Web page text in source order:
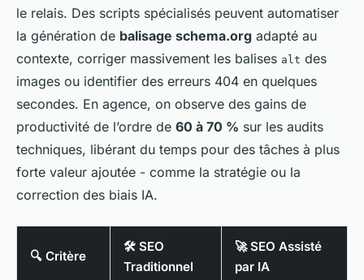
le relais. Des scripts spécialisés peuvent automatiser
la génération de balisage schema.org adapté au
contexte, corriger massivement les balises alt des
images ou identifier des erreurs 404 en quelques
secondes. En agence, on observe des gains de
productivité de l’ordre de 60 à 70 % sur les audits
techniques, libérant du temps pour des tâches à plus
forte valeur ajoutée - comme la stratégie ou la
correction des biais IA.
🔍 Critère
🛠️ SEO
Traditionnel
🚀 SEO Assisté
par IA